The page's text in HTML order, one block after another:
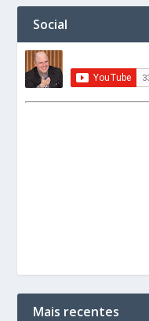
Social
Mais recentes